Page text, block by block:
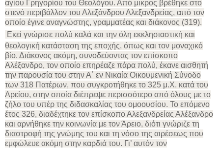
αγίου Γρηγορίου του Θεολόγου. Από μικρός βρέθηκε στο
στενό περιβάλλον του Αλεξάνδρου Αλεξανδρείας, από τον
οποίο έγινε αναγνώστης, γραμματέας και διάκονος (319).
Εκεί γνώρισε πολύ καλά και την όλη εκκλησιαστική και
θεολογική κατάσταση της εποχής, όπως και τον μοναχικό
βίο. Διάκονος ακόμη, συνοδεύοντας τον επίσκοπο
Αλέξανδρο, τον οποίο επηρέαζε πάρα πολύ, έκανε αισθητή
την παρουσία του στην Α΄ εν Νικαία Οικουμενική Σύνοδο
των 318 Πατέρων, που συγκροτήθηκε το 325 μ.Χ. κατά του
Αρείου, στην οποία διέπρεψε περισσότερο από όλους με το
ζήλο του υπέρ της διδασκαλίας του ομοουσίου. Το επόμενο
έτος 326, διαδέχτηκε τον επίσκοπο Αλεξανδρείας Αλέξανδρο
και αρνήθηκε την κοινωνία με τον Άρειο, διότι γνώριζε τη
διαστροφή της γνώμης του και τη νόσο της αιρέσεως που
εμφώλευε ακόμη στην καρδιά του. Γι’ αυτόν τον